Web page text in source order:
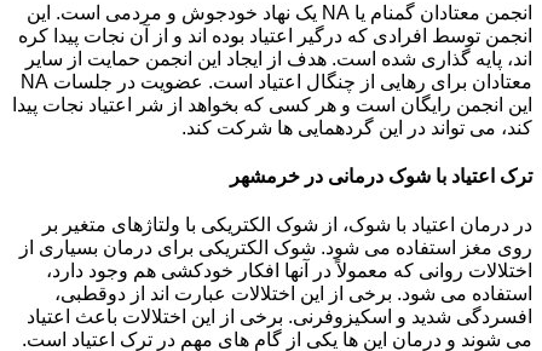
انجمن معتادان گمنام یا NA یک نهاد خودجوش و مردمی است. این
انجمن توسط افرادی که درگیر اعتیاد بوده اند و از آن نجات پیدا کره
اند، پایه گذاری شده است. هدف از ایجاد این انجمن حمایت از سایر
معتادان برای رهایی از چنگال اعتیاد است. عضویت در جلسات NA
این انجمن رایگان است و هر کسی که بخواهد از شر اعتیاد نجات پیدا
کند، می تواند در این گردهمایی ها شرکت کند.
ترک اعتیاد با شوک درمانی در خرمشهر
در درمان اعتیاد با شوک، از شوک الکتریکی با ولتاژهای متغیر بر
روی مغز استفاده می شود. شوک الکتریکی برای درمان بسیاری از
اختلالات روانی که معمولاً در آنها افکار خودکشی هم وجود دارد،
استفاده می شود. برخی از این اختلالات عبارت اند از دوقطبی،
افسردگی شدید و اسکیزوفرنی. برخی از این اختلالات باعث اعتیاد
می شوند و درمان این ها یکی از گام های مهم در ترک اعتیاد است.